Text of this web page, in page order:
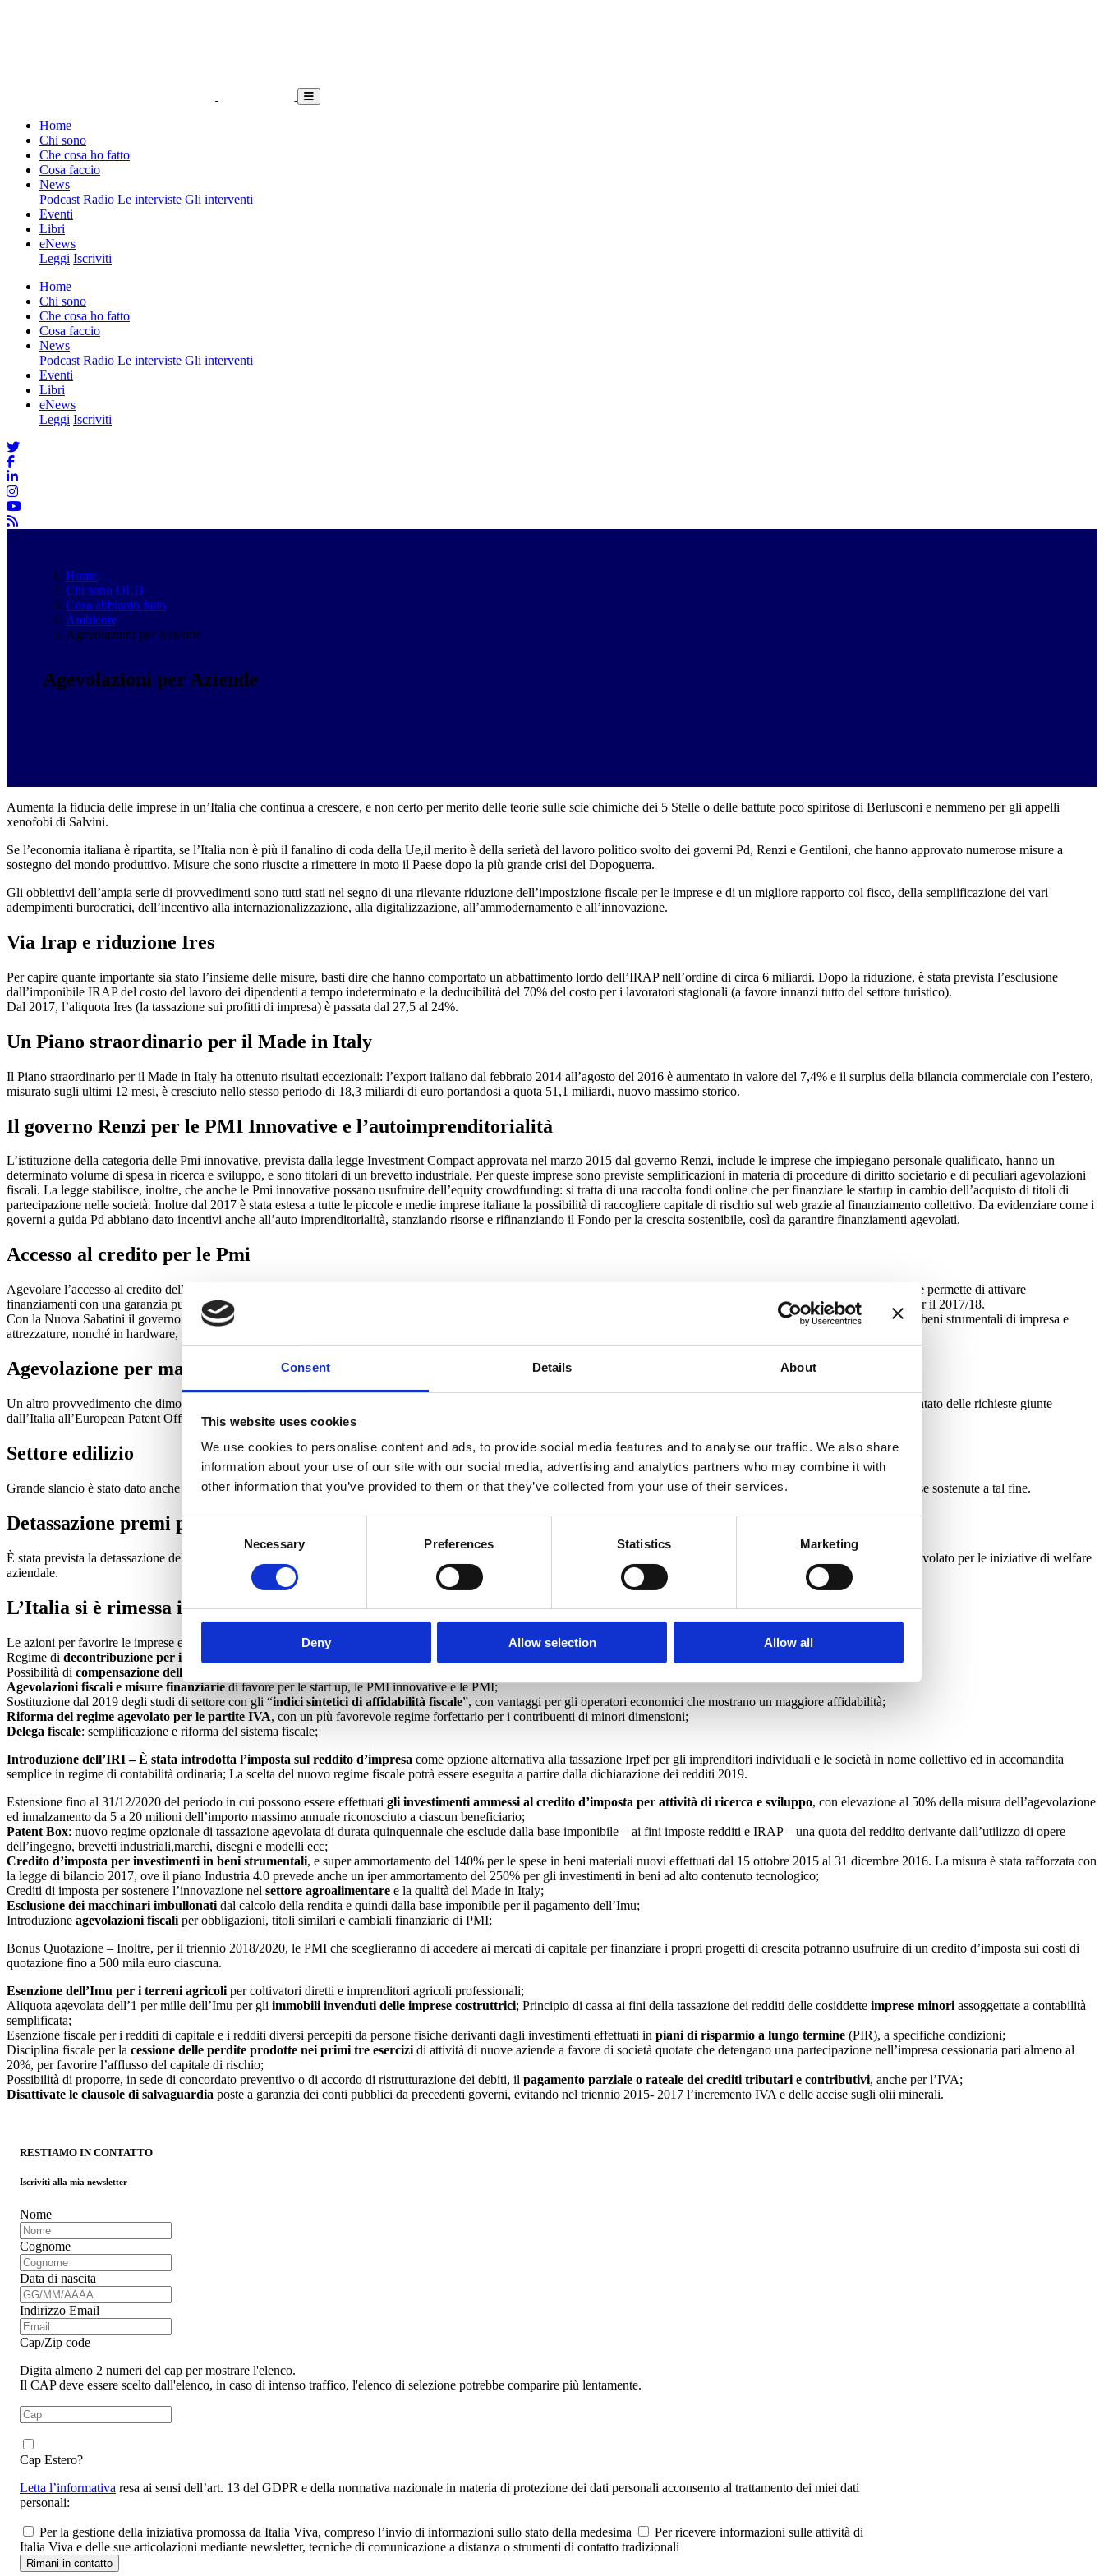
Consent Details About
This website uses cookies
We use cookies to personalise content and ads, to provide social media features and to analyse our traffic. We also share
information about your use of our site with our social media, advertising and analytics partners who may combine it with
other information that you’ve provided to them or that they’ve collected from your use of their services.
Consent
Necessary Preferences Statistics Marketing
Deny Allow selection Allow all
Home
Chi sono
Che cosa ho fatto
Cosa faccio
News
Podcast Radio Le interviste Gli interventi
Eventi
Libri
eNews
Leggi Iscriviti
Home
Chi sono
Che cosa ho fatto
Cosa faccio
News
Podcast Radio Le interviste Gli interventi
Eventi
Libri
eNews
Leggi Iscriviti
Home
Chi sono OLD
Cosa abbiamo fatto
Ambiente
Agevolazioni per Aziende
Agevolazioni per Aziende
Aumenta la fiducia delle imprese in un’Italia che continua a crescere, e non certo per merito delle teorie sulle scie chimiche dei 5 Stelle o delle battute poco spiritose di Berlusconi e nemmeno per gli appelli
xenofobi di Salvini.
Se l’economia italiana è ripartita, se l’Italia non è più il fanalino di coda della Ue,il merito è della serietà del lavoro politico svolto dei governi Pd, Renzi e Gentiloni, che hanno approvato numerose misure a
sostegno del mondo produttivo. Misure che sono riuscite a rimettere in moto il Paese dopo la più grande crisi del Dopoguerra.
Gli obbiettivi dell’ampia serie di provvedimenti sono tutti stati nel segno di una rilevante riduzione dell’imposizione fiscale per le imprese e di un migliore rapporto col fisco, della semplificazione dei vari
adempimenti burocratici, dell’incentivo alla internazionalizzazione, alla digitalizzazione, all’ammodernamento e all’innovazione.
Via Irap e riduzione Ires
Per capire quante importante sia stato l’insieme delle misure, basti dire che hanno comportato un abbattimento lordo dell’IRAP nell’ordine di circa 6 miliardi. Dopo la riduzione, è stata prevista l’esclusione
dall’imponibile IRAP del costo del lavoro dei dipendenti a tempo indeterminato e la deducibilità del 70% del costo per i lavoratori stagionali (a favore innanzi tutto del settore turistico).
Dal 2017, l’aliquota Ires (la tassazione sui profitti di impresa) è passata dal 27,5 al 24%.
Un Piano straordinario per il Made in Italy
Il Piano straordinario per il Made in Italy ha ottenuto risultati eccezionali: l’export italiano dal febbraio 2014 all’agosto del 2016 è aumentato in valore del 7,4% e il surplus della bilancia commerciale con l’estero,
misurato sugli ultimi 12 mesi, è cresciuto nello stesso periodo di 18,3 miliardi di euro portandosi a quota 51,1 miliardi, nuovo massimo storico.
Il governo Renzi per le PMI Innovative e l’autoimprenditorialità
L’istituzione della categoria delle Pmi innovative, prevista dalla legge Investment Compact approvata nel marzo 2015 dal governo Renzi, include le imprese che impiegano personale qualificato, hanno un
determinato volume di spesa in ricerca e sviluppo, e sono titolari di un brevetto industriale. Per queste imprese sono previste semplificazioni in materia di procedure di diritto societario e di peculiari agevolazioni
fiscali. La legge stabilisce, inoltre, che anche le Pmi innovative possano usufruire dell’equity crowdfunding: si tratta di una raccolta fondi online che per finanziare le startup in cambio dell’acquisto di titoli di
partecipazione nelle società. Inoltre dal 2017 è stata estesa a tutte le piccole e medie imprese italiane la possibilità di raccogliere capitale di rischio sul web grazie al finanziamento collettivo. Da evidenziare come i
governi a guida Pd abbiano dato incentivi anche all’auto imprenditorialità, stanziando risorse e rifinanziando il Fondo per la crescita sostenibile, così da garantire finanziamenti agevolati.
Accesso al credito per le Pmi
Agevolare l’accesso al credito delle piccole e medie imprese è stata una delle prime preoccupazioni del governo Renzi. Dopo aver potenziato il Fondo di garanzia per le PMI, che permette di attivare
finanziamenti con una garanzia pubblica, il governo, nel 2017, ha allargato la platea delle imprese che possono far ricorso al Fondo e lo ha rifinanziato con 500 milioni di euro per il 2017/18.
Con la Nuova Sabatini il governo ha aperto il finanziamento a tutti i settori produttivi, includendo agricoltura e pesca, per quelle imprese che investivano in macchinari, impianti, beni strumentali di impresa e
attrezzature, nonché in hardware, software e tecnologie digitali.
Agevolazione per marchi e brevetti
Un altro provvedimento che dimostra l’impegno dei governi Renzi e Gentiloni riguarda la misura che agevola marchi e brevetti, il cosiddetto Patent Box. L’effetto è stato l’aumentato delle richieste giunte
dall’Italia all’European Patent Office del 9 per cento (passando da 2.274 a 2.476), il doppio della media europea e il livello più alto degli ultimi dieci anni.
Settore edilizio
Grande slancio è stato dato anche al settore edilizio, promuovendo interventi di riqualificazione energetica, recupero edilizio e interventi antisismici, detrazione del 65% delle spese sostenute a tal fine.
Detassazione premi produttività
È stata prevista la detassazione del 10% sui premi legati alla produttività, nei contratti collettivi di secondo livello per i lavoratori dipendenti, e un regime fiscale e contributivo agevolato per le iniziative di welfare
aziendale.
L’Italia si è rimessa in moto
Le azioni per favorire le imprese e di conseguenza la produzione e l’occupazione sono state numerosissime, ecco, in sintesi, le principali:
Regime di decontribuzione per i lavoratori assunti a tempo indeterminato
Possibilità di compensazione delle cartelle esattoriali con crediti PA
Agevolazioni fiscali e misure finanziariedi favore per le start up, le PMI innovative e le PMI;
Sostituzione dal 2019 degli studi di settore con gli “indici sintetici di affidabilità fiscale”, con vantaggi per gli operatori economici che mostrano un maggiore affidabilità;
Riforma del regime agevolato per le partite IVA, con un più favorevole regime forfettario per i contribuenti di minori dimensioni;
Delega fiscale: semplificazione e riforma del sistema fiscale;
Introduzione dell’IRI – È stata introdotta l’imposta sul reddito d’impresa come opzione alternativa alla tassazione Irpef per gli imprenditori individuali e le società in nome collettivo ed in accomandita
semplice in regime di contabilità ordinaria; La scelta del nuovo regime fiscale potrà essere eseguita a partire dalla dichiarazione dei redditi 2019.
Estensione fino al 31/12/2020 del periodo in cui possono essere effettuati gli investimenti ammessi al credito d’imposta per attività di ricerca e sviluppo, con elevazione al 50% della misura dell’agevolazione
ed innalzamento da 5 a 20 milioni dell’importo massimo annuale riconosciuto a ciascun beneficiario;
Patent Box: nuovo regime opzionale di tassazione agevolata di durata quinquennale che esclude dalla base imponibile – ai fini imposte redditi e IRAP – una quota del reddito derivante dall’utilizzo di opere
dell’ingegno, brevetti industriali,marchi, disegni e modelli ecc;
Credito d’imposta per investimenti in beni strumentali, e super ammortamento del 140% per le spese in beni materiali nuovi effettuati dal 15 ottobre 2015 al 31 dicembre 2016. La misura è stata rafforzata con
la legge di bilancio 2017, ove il piano Industria 4.0 prevede anche un iper ammortamento del 250% per gli investimenti in beni ad alto contenuto tecnologico;
Crediti di imposta per sostenere l’innovazione nel settore agroalimentare e la qualità del Made in Italy;
Esclusione dei macchinari imbullonati dal calcolo della rendita e quindi dalla base imponibile per il pagamento dell’Imu;
Introduzione agevolazioni fiscali per obbligazioni, titoli similari e cambiali finanziarie di PMI;
Bonus Quotazione – Inoltre, per il triennio 2018/2020, le PMI che sceglieranno di accedere ai mercati di capitale per finanziare i propri progetti di crescita potranno usufruire di un credito d’imposta sui costi di
quotazione fino a 500 mila euro ciascuna.
Esenzione dell’Imu per i terreni agricoli per coltivatori diretti e imprenditori agricoli professionali;
Aliquota agevolata dell’1 per mille dell’Imu per gli immobili invenduti delle imprese costruttrici; Principio di cassa ai fini della tassazione dei redditi delle cosiddette imprese minori assoggettate a contabilità
semplificata;
Esenzione fiscale per i redditi di capitale e i redditi diversi percepiti da persone fisiche derivanti dagli investimenti effettuati in piani di risparmio a lungo termine (PIR), a specifiche condizioni;
Disciplina fiscale per la cessione delle perdite prodotte nei primi tre esercizi di attività di nuove aziende a favore di società quotate che detengano una partecipazione nell’impresa cessionaria pari almeno al
20%, per favorire l’afflusso del capitale di rischio;
Possibilità di proporre, in sede di concordato preventivo o di accordo di ristrutturazione dei debiti, il pagamento parziale o rateale dei crediti tributari e contributivi, anche per l’IVA;
Disattivate le clausole di salvaguardia poste a garanzia dei conti pubblici da precedenti governi, evitando nel triennio 2015- 2017 l’incremento IVA e delle accise sugli olii minerali.
RESTIAMO IN CONTATTO
Iscriviti alla mia newsletter
Nome
Cognome
Data di nascita
Indirizzo Email
Cap/Zip code
Digita almeno 2 numeri del cap per mostrare l'elenco.
Il CAP deve essere scelto dall'elenco, in caso di intenso traffico, l'elenco di selezione potrebbe comparire più lentamente.
Cap Estero?
Letta l’informativa resa ai sensi dell’art. 13 del GDPR e della normativa nazionale in materia di protezione dei dati personali acconsento al trattamento dei miei dati
personali:
Per la gestione della iniziativa promossa da Italia Viva, compreso l’invio di informazioni sullo stato della medesima
Per ricevere informazioni sulle attività di
Italia Viva e delle sue articolazioni mediante newsletter, tecniche di comunicazione a distanza o strumenti di contatto tradizionali
Rimani in contatto